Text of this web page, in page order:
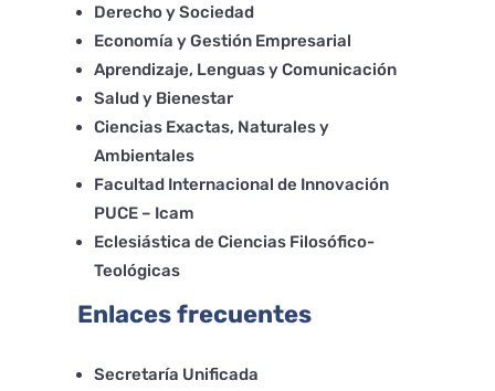
Derecho y Sociedad
Economía y Gestión Empresarial
Aprendizaje, Lenguas y Comunicación
Salud y Bienestar
Ciencias Exactas, Naturales y
Ambientales
Facultad Internacional de Innovación
PUCE – Icam
Eclesiástica de Ciencias Filosófico-
Teológicas
Enlaces frecuentes
Secretaría Unificada